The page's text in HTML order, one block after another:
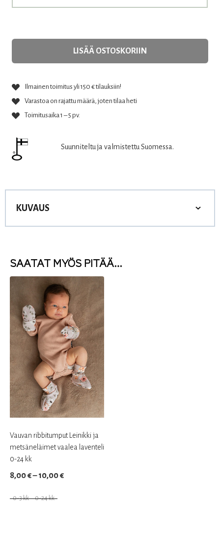
LISÄÄ OSTOSKORIIN
Ilmainen toimitus yli 150 € tilauksiin!
Varastoa on rajattu määrä, joten tilaa heti
Toimitusaika 1 – 5 pv.
Suunniteltu ja valmistettu Suomessa.
KUVAUS
SAATAT MYÖS PITÄÄ…
Vauvan ribbitumput Leinikki ja
metsäneläimet vaalea laventeli
0-24 kk
8,00€– 10,00€Hintaluokka:
0-3 kk 0-24 kk